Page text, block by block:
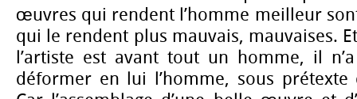
œuvres qui rendent l’homme meilleur
qui le rendent plus mauvais, mauvaises.
l’artiste est avant tout un homme, il
déformer en lui l’homme, sous prétexte